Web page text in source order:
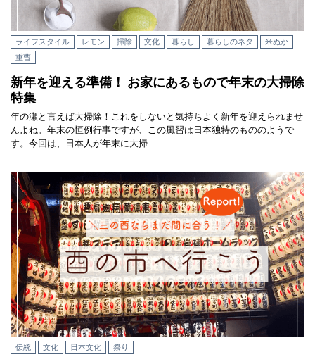
ライフスタイル レモン 掃除 文化 暮らし 暮らしのネタ
米ぬか
重曹
新年を迎える準備！ お家にあるもので年末の大掃除
特集
年の瀬と言えば大掃除！これをしないと気持ちよく新年を迎えられませ
んよね。年末の恒例行事ですが、この風習は日本独特のもののようで
す。今回は、日本人が年末に大掃…
伝統 文化 日本文化 祭り